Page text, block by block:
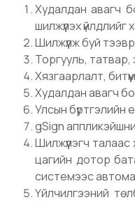
Худалдан авагч
шилжүүлэх
Шилжүүлж буй
Торгууль, татвар,
Хязгаарлалт,
Худалдан авагч
Улсын бүртгэлийн
gSign
Шилжүүлэгч
цагийн дотор
системээс
Үйлчилгээний